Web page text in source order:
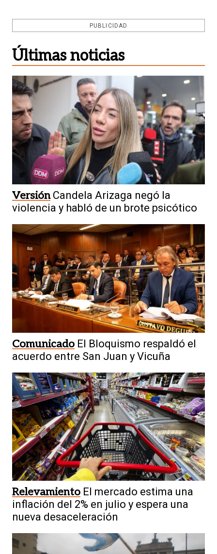
PUBLICIDAD
Últimas noticias
Versión Candela Arizaga negó la
violencia y habló de un brote psicótico
Comunicado El Bloquismo respaldó el
acuerdo entre San Juan y Vicuña
Relevamiento El mercado estima una
inflación del 2% en julio y espera una
nueva desaceleración